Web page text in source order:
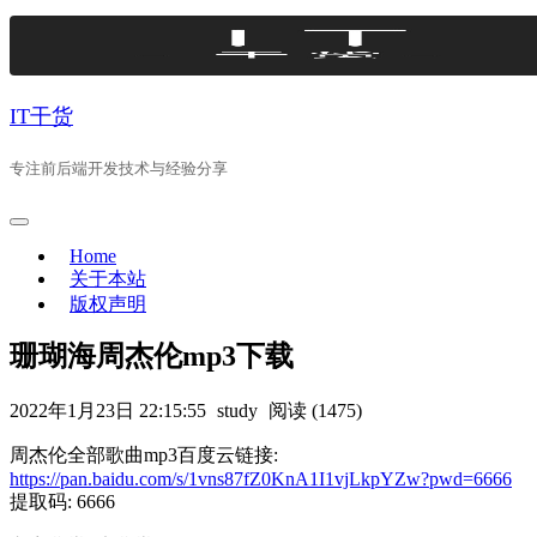
Skip
IT干货
专注前后端开发技术与经验分享
Home
关于本站
版权声明
珊瑚海周杰伦mp3下载
2022年1月23日 22:15:55 study 阅读 (1475)
周杰伦全部歌曲mp3百度云链接:
https://pan.baidu.com/s/1vns87fZ0KnA1I1vjLkpYZw?pwd=6666
提取码: 6666